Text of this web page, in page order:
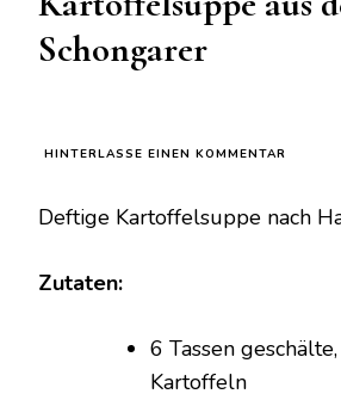
Schongarer
HINTERLASSE EINEN KOMMENTAR
DEM
Deftige Kartoffelsuppe nach
Zutaten:
6 Tassen
Kartoffeln